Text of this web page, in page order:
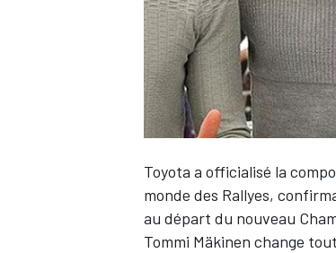
Toyota a officialisé la
monde des Rallyes,
au départ du nouveau
Tommi Mäkinen change